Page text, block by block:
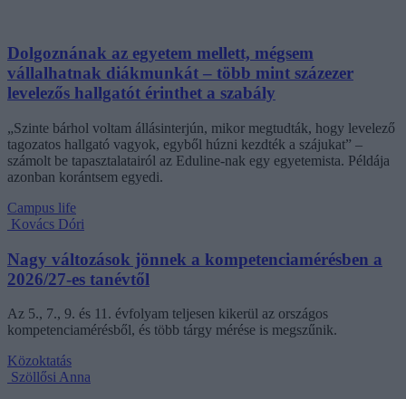
Dolgoznának az egyetem mellett, mégsem
vállalhatnak diákmunkát – több mint százezer
levelezős hallgatót érinthet a szabály
„Szinte bárhol voltam állásinterjún, mikor megtudták, hogy levelező
tagozatos hallgató vagyok, egyből húzni kezdték a szájukat” –
számolt be tapasztalatairól az Eduline-nak egy egyetemista. Példája
azonban korántsem egyedi.
Campus life
Kovács Dóri
Nagy változások jönnek a kompetenciamérésben a
2026/27-es tanévtől
Az 5., 7., 9. és 11. évfolyam teljesen kikerül az országos
kompetenciamérésből, és több tárgy mérése is megszűnik.
Közoktatás
Szöllősi Anna